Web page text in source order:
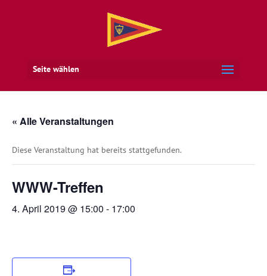
Seite wählen
« Alle Veranstaltungen
Diese Veranstaltung hat bereits stattgefunden.
WWW-Treffen
4. April 2019 @ 15:00 - 17:00